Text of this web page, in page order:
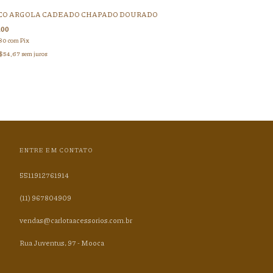
ARGOLA CADEADO CHAPADO DOURADO
com Pix
sem juros
ENTRE EM CONTATO
5511912761914
(11) 967804909
vendas@carlotaacessorios.com.br
Rua Juventus, 97 - Mooca